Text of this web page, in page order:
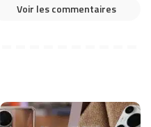
Voir les commentaires